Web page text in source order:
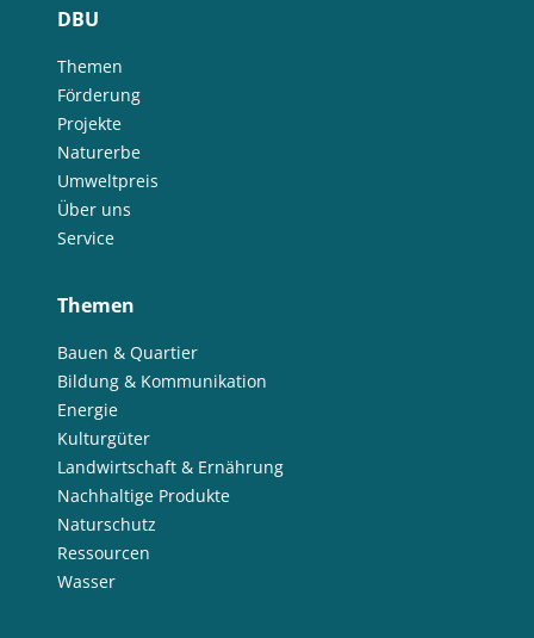
DBU
Themen
Förderung
Projekte
Naturerbe
Umweltpreis
Über uns
Service
Themen
Bauen & Quartier
Bildung & Kommunikation
Energie
Kulturgüter
Landwirtschaft & Ernährung
Nachhaltige Produkte
Naturschutz
Ressourcen
Wasser